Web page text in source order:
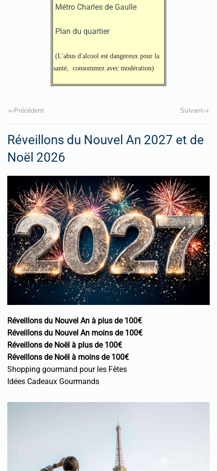
Métro Charles de Gaulle
Plan du quartier
(L'abus d'alcool est dangereux pour la
santé, consommez avec modération)
Précédent Suivant
Réveillons du Nouvel An 2027 et de
Noël 2026
Réveillons du Nouvel An à plus de 100€
Réveillons du Nouvel An moins de 100€
Réveillons de Noël à plus de 100€
Réveillons de Noël à moins de 100€
Shopping gourmand pour les Fêtes
Idées Cadeaux Gourmands